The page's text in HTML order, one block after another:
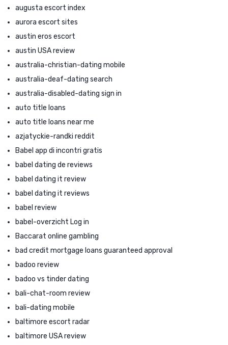
augusta escort index
aurora escort sites
austin eros escort
austin USA review
australia-christian-dating mobile
australia-deaf-dating search
australia-disabled-dating sign in
auto title loans
auto title loans near me
azjatyckie-randki reddit
Babel app di incontri gratis
babel dating de reviews
babel dating it review
babel dating it reviews
babel review
babel-overzicht Log in
Baccarat online gambling
bad credit mortgage loans guaranteed approval
badoo review
badoo vs tinder dating
bali-chat-room review
bali-dating mobile
baltimore escort radar
baltimore USA review